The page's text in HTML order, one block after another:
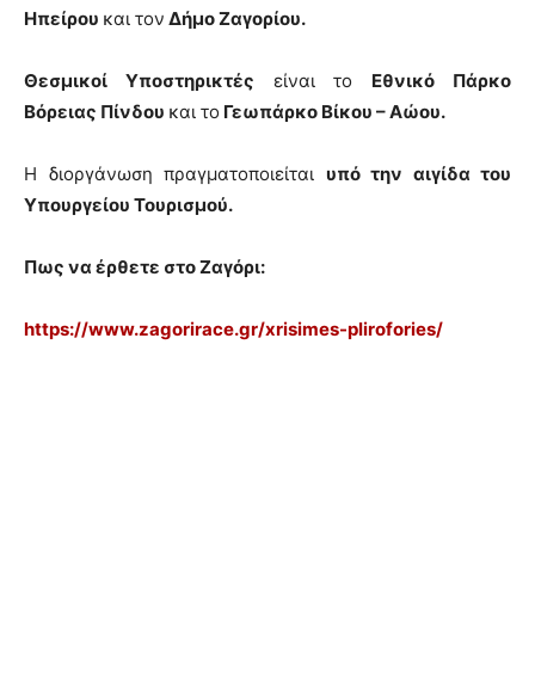
Ηπείρου και τον Δήμο Ζαγορίου.
Θεσμικοί Υποστηρικτές είναι το Εθνικό Πάρκο
Βόρειας Πίνδου και το Γεωπάρκο Βίκου – Αώου.
Η διοργάνωση πραγματοποιείται υπό την αιγίδα του
Υπουργείου Τουρισμού.
Πως να έρθετε στο Ζαγόρι:
https://www.zagorirace.gr/xrisimes-plirofories/